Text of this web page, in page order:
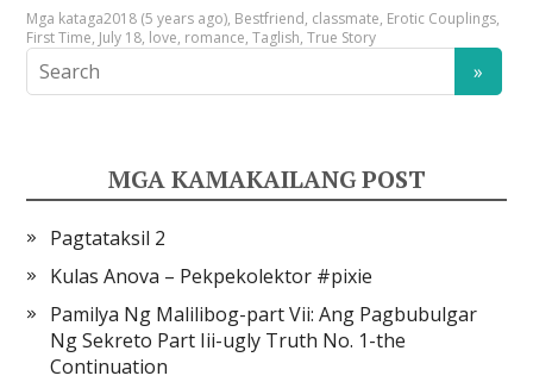
Mga kataga2018 (5 years ago), Bestfriend, classmate, Erotic Couplings,
First Time, July 18, love, romance,Taglish,True Story
MGA KAMAKAILANG POST
Pagtataksil 2
Kulas Anova – Pekpekolektor #pixie
Pamilya Ng Malilibog-part Vii: Ang Pagbubulgar
Ng Sekreto Part Iii-ugly Truth No. 1-the
Continuation